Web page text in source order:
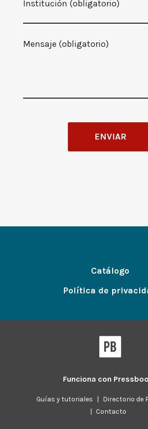
Institución (obligatorio)
Mensaje (obligatorio)
Catálogo
Política de
Funciona con
Guías y tutoriales | Directorio de
| Contacto